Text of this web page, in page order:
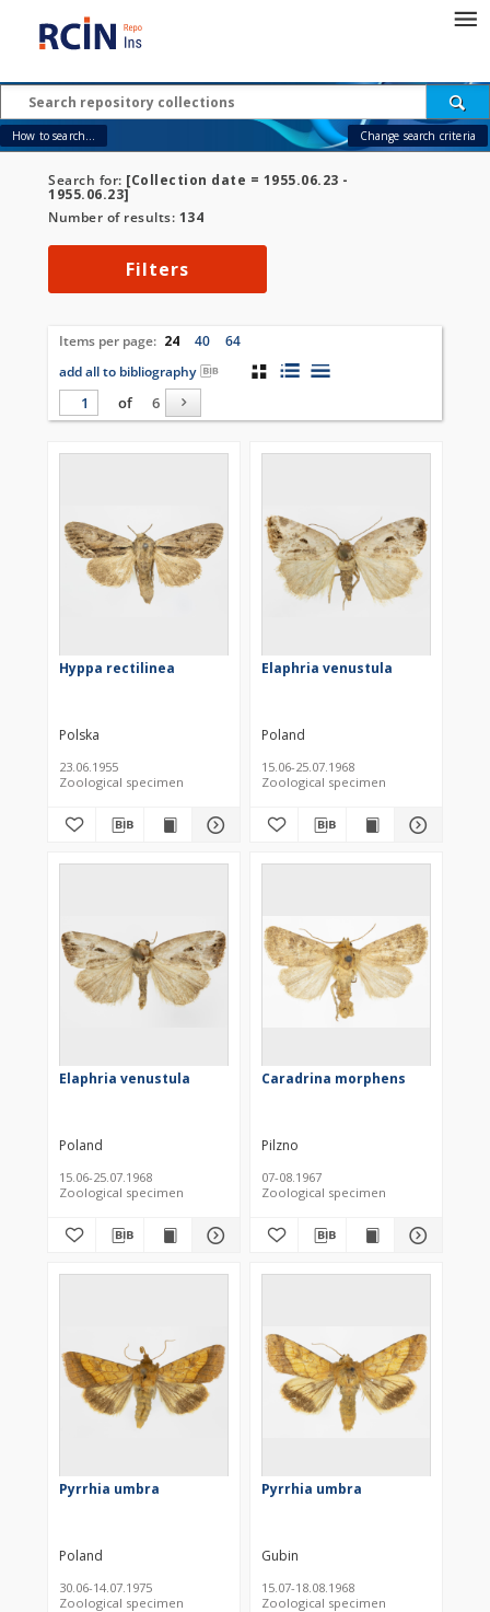
How to search... Change search criteria
Search for: [Collection date = 1955.06.23 -
1955.06.23]
Number of results: 134
Filters
Items per page: 24 40
64
add all to bibliography
of
6
Hyppa rectilinea
Polska
23.06.1955
Zoological specimen
Elaphria venustula
Poland
15.06-25.07.1968
Zoological specimen
Elaphria venustula
Poland
15.06-25.07.1968
Zoological specimen
Caradrina morphens
Pilzno
07-08.1967
Zoological specimen
Pyrrhia umbra
Poland
30.06-14.07.1975
Zoological specimen
Pyrrhia umbra
Gubin
15.07-18.08.1968
Zoological specimen